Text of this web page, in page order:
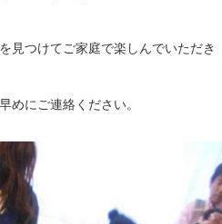
見つけてご家庭で楽しんでいただき
めにご連絡ください。